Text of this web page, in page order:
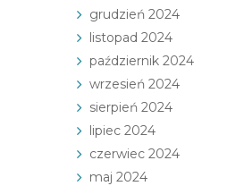
grudzień 2024
listopad 2024
październik 2024
wrzesień 2024
sierpień 2024
lipiec 2024
czerwiec 2024
maj 2024